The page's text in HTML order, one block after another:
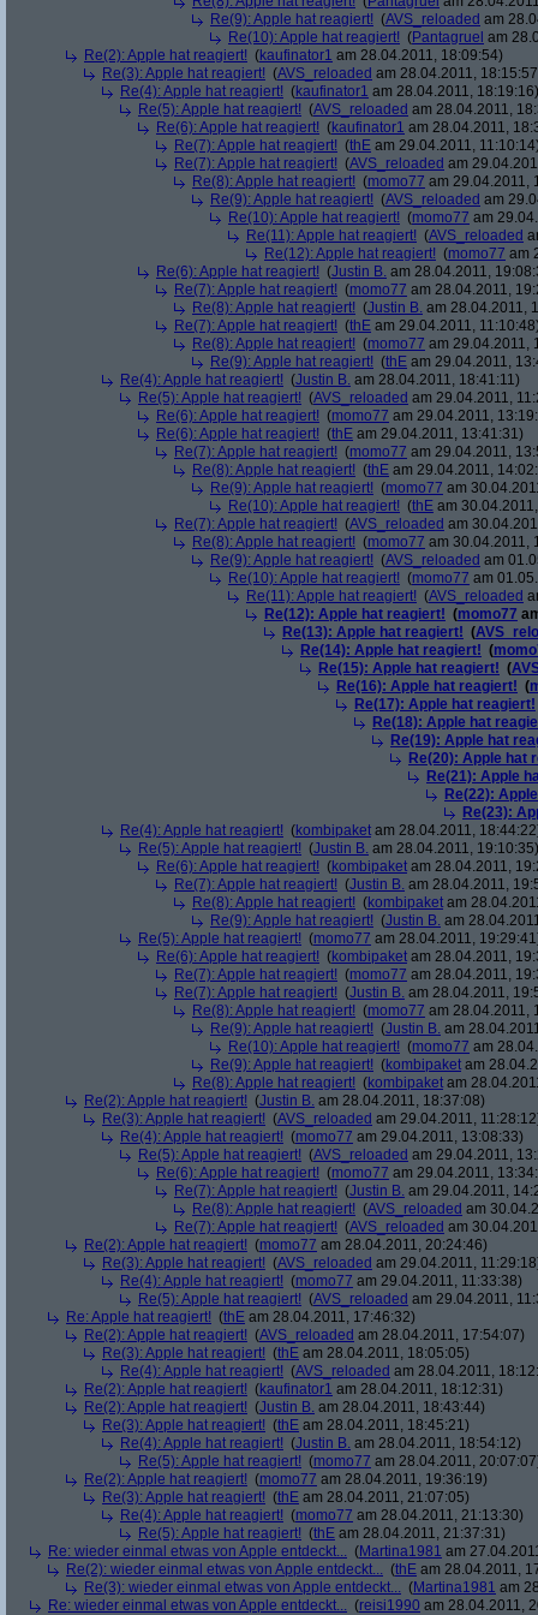
Re(9): Apple hat reagiert! (AVS_reloaded am
Re(10): Apple hat reagiert! (Pantagruel am
Re(2): Apple hat reagiert! (kaufinator1 am 28.04.2011, 18:09:54)
Re(3): Apple hat reagiert! (AVS_reloaded am 28.04.2011,
Re(4): Apple hat reagiert! (kaufinator1 am 28.04.2011, 18:19:16)
Re(5): Apple hat reagiert! (AVS_reloaded am 28.04.2011,
Re(6): Apple hat reagiert! (kaufinator1 am 28.04.2011,
Re(7): Apple hat reagiert! (thE am 29.04.2011,
Re(7): Apple hat reagiert! (AVS_reloaded am
Re(8): Apple hat reagiert! (momo77 am 29.04.2011,
Re(9): Apple hat reagiert! (AVS_reloaded am
Re(10): Apple hat reagiert! (momo77 am
Re(11): Apple hat reagiert! (AVS_reloaded
Re(12): Apple hat reagiert! (momo77 am
Re(6): Apple hat reagiert! (Justin B. am 28.04.2011,
Re(7): Apple hat reagiert! (momo77 am 28.04.2011,
Re(8): Apple hat reagiert! (Justin B. am 28.04.2011,
Re(7): Apple hat reagiert! (thE am 29.04.2011,
Re(8): Apple hat reagiert! (momo77 am 29.04.2011,
Re(9): Apple hat reagiert! (thE am 29.04.2011,
Re(4): Apple hat reagiert! (Justin B. am 28.04.2011, 18:41:11)
Re(5): Apple hat reagiert! (AVS_reloaded am 29.04.2011,
Re(6): Apple hat reagiert! (momo77 am 29.04.2011,
Re(6): Apple hat reagiert! (thE am 29.04.2011, 13:41:31)
Re(7): Apple hat reagiert! (momo77 am 29.04.2011,
Re(8): Apple hat reagiert! (thE am 29.04.2011,
Re(9): Apple hat reagiert! (momo77 am
Re(10): Apple hat reagiert! (thE am
Re(7): Apple hat reagiert! (AVS_reloaded am
Re(8): Apple hat reagiert! (momo77 am 30.04.2011,
Re(9): Apple hat reagiert! (AVS_reloaded am
Re(10): Apple hat reagiert! (momo77 am
Re(11): Apple hat reagiert! (AVS_reloaded
Re(12): Apple hat reagiert! (momo77
Re(13): Apple hat reagiert! (
Re(14): Apple hat reagiert! (
Re(15): Apple hat reagiert! (
Re(16): Apple hat reagiert! (
Re(17): Apple hat reagiert!
Re(18): Apple hat
Re(19): Apple hat
Re(20): Apple hat
Re(21): Apple
Re(22):
Re(23):
Re(4): Apple hat reagiert! (kombipaket am 28.04.2011,
Re(5): Apple hat reagiert! (Justin B. am 28.04.2011, 19:10:35)
Re(6): Apple hat reagiert! (kombipaket am 28.04.2011,
Re(7): Apple hat reagiert! (Justin B. am 28.04.2011,
Re(8): Apple hat reagiert! (kombipaket am
Re(9): Apple hat reagiert! (Justin B. am
Re(5): Apple hat reagiert! (momo77 am 28.04.2011,
Re(6): Apple hat reagiert! (kombipaket am 28.04.2011,
Re(7): Apple hat reagiert! (momo77 am 28.04.2011,
Re(7): Apple hat reagiert! (Justin B. am 28.04.2011,
Re(8): Apple hat reagiert! (momo77 am 28.04.2011,
Re(9): Apple hat reagiert! (Justin B. am
Re(10): Apple hat reagiert! (momo77 am
Re(9): Apple hat reagiert! (kombipaket am
Re(8): Apple hat reagiert! (kombipaket am
Re(2): Apple hat reagiert! (Justin B. am 28.04.2011, 18:37:08)
Re(3): Apple hat reagiert! (AVS_reloaded am 29.04.2011,
Re(4): Apple hat reagiert! (momo77 am 29.04.2011, 13:08:33)
Re(5): Apple hat reagiert! (AVS_reloaded am 29.04.2011,
Re(6): Apple hat reagiert! (momo77 am 29.04.2011,
Re(7): Apple hat reagiert! (Justin B. am 29.04.2011,
Re(8): Apple hat reagiert! (AVS_reloaded am
Re(7): Apple hat reagiert! (AVS_reloaded am
Re(2): Apple hat reagiert! (momo77 am 28.04.2011, 20:24:46)
Re(3): Apple hat reagiert! (AVS_reloaded am 29.04.2011,
Re(4): Apple hat reagiert! (momo77 am 29.04.2011, 11:33:38)
Re(5): Apple hat reagiert! (AVS_reloaded am 29.04.2011,
Re: Apple hat reagiert! (thE am 28.04.2011, 17:46:32)
Re(2): Apple hat reagiert! (AVS_reloaded am 28.04.2011, 17:54:07)
Re(3): Apple hat reagiert! (thE am 28.04.2011, 18:05:05)
Re(4): Apple hat reagiert! (AVS_reloaded am 28.04.2011,
Re(2): Apple hat reagiert! (kaufinator1 am 28.04.2011, 18:12:31)
Re(2): Apple hat reagiert! (Justin B. am 28.04.2011, 18:43:44)
Re(3): Apple hat reagiert! (thE am 28.04.2011, 18:45:21)
Re(4): Apple hat reagiert! (Justin B. am 28.04.2011, 18:54:12)
Re(5): Apple hat reagiert! (momo77 am 28.04.2011,
Re(2): Apple hat reagiert! (momo77 am 28.04.2011, 19:36:19)
Re(3): Apple hat reagiert! (thE am 28.04.2011, 21:07:05)
Re(4): Apple hat reagiert! (momo77 am 28.04.2011, 21:13:30)
Re(5): Apple hat reagiert! (thE am 28.04.2011, 21:37:31)
Re: wieder einmal etwas von Apple entdeckt... (Martina1981 am
Re(2): wieder einmal etwas von Apple entdeckt... (thE am 28.04.2011,
Re(3): wieder einmal etwas von Apple entdeckt... (Martina1981 am
Re: wieder einmal etwas von Apple entdeckt... (reisi1990 am 28.04.2011,